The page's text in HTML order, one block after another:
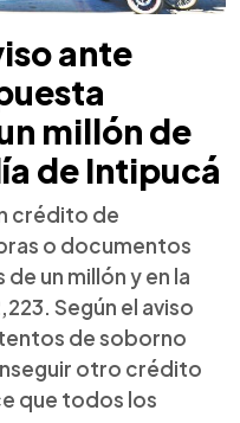
ante
millón de
de Intipucá
crédito de
o documentos
un millón y en la
Según el aviso
de soborno
otro crédito
que todos los